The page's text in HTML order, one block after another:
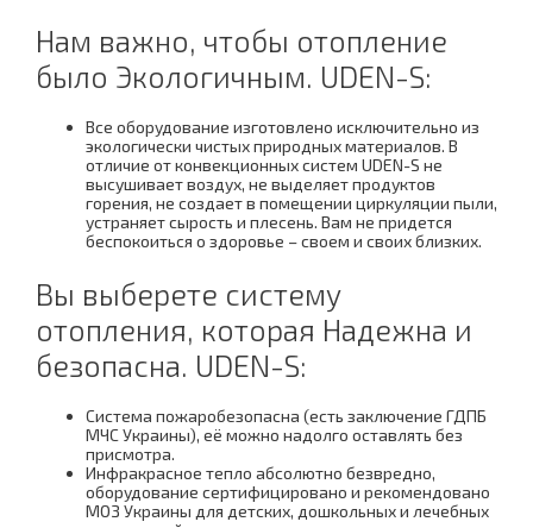
Нам важно, чтобы отопление
было Экологичным. UDEN-S:
Все оборудование изготовлено исключительно из
экологически чистых природных материалов. В
отличие от конвекционных систем UDEN-S не
высушивает воздух, не выделяет продуктов
горения, не создает в помещении циркуляции пыли,
устраняет сырость и плесень. Вам не придется
беспокоиться о здоровье – своем и своих близких.
Вы выберете систему
отопления, которая Надежна и
безопасна. UDEN-S:
Система пожаробезопасна (есть заключение ГДПБ
МЧС Украины), её можно надолго оставлять без
присмотра.
Инфракрасное тепло абсолютно безвредно,
оборудование сертифицировано и рекомендовано
МОЗ Украины для детских, дошкольных и лечебных